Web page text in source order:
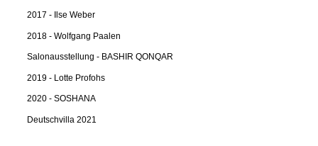
2017 - Ilse Weber
2018 - Wolfgang Paalen
Salonausstellung - BASHIR QONQAR
2019 - Lotte Profohs
2020 - SOSHANA
Deutschvilla 2021